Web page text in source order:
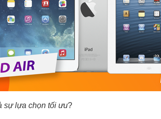
sự lựa chọn tối ưu?